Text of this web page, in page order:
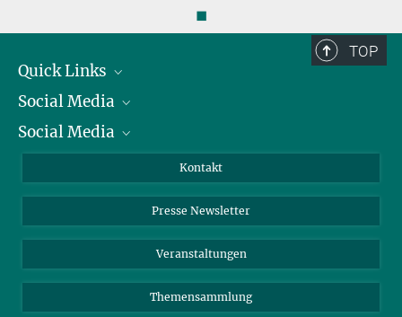
◼
TOP
Quick Links
Präsident
Zahlen und Fakten
Meldestelle Fehlverhalten
Social Media
Bluesky
Social Media
YouTube
Kontakt
Presse Newsletter
Veranstaltungen
Themensammlung